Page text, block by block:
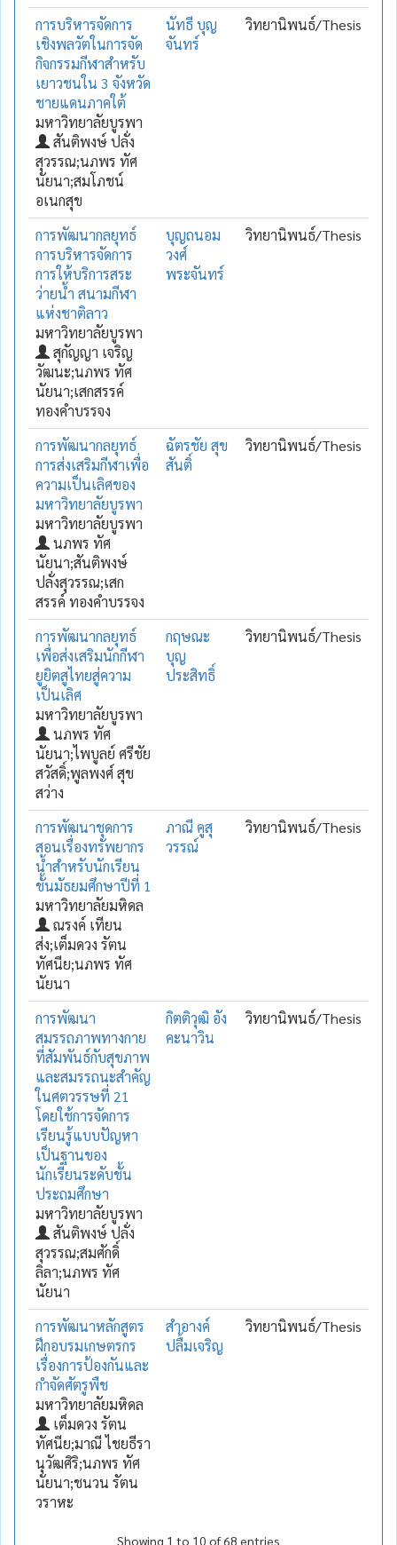
การบริหารจัดการ
เชิงพลวัตในการจัด
กิจกรรมกีฬาสำหรับ
เยาวชนใน 3 จังหวัด
ชายแดนภาคใต้
มหาวิทยาลัยบูรพา
สันติพงษ์ ปลั่ง
สุวรรณ;นภพร ทัศ
นัยนา;สมโภชน์
อเนกสุข
นัทธี บุญ
จันทร์
วิทยานิพนธ์/Thesis
การพัฒนากลยุทธ์
การบริหารจัดการ
การให้บริการสระ
ว่ายน้ำ สนามกีฬา
แห่งชาติลาว
มหาวิทยาลัยบูรพา
สุกัญญา เจริญ
วัฒนะ;นภพร ทัศ
นัยนา;เสกสรรค์
ทองคำบรรจง
บุญถนอม
วงศ์
พระจันทร์
วิทยานิพนธ์/Thesis
การพัฒนากลยุทธ์
การส่งเสริมกีฬาเพื่อ
ความเป็นเลิศของ
มหาวิทยาลัยบูรพา
มหาวิทยาลัยบูรพา
นภพร ทัศ
นัยนา;สันติพงษ์
ปลั่งสุวรรณ;เสก
สรรค์ ทองคำบรรจง
ฉัตรชัย สุข
สันติ์
วิทยานิพนธ์/Thesis
การพัฒนากลยุทธ์
เพื่อส่งเสริมนักกีฬา
ยูยิตสูไทยสู่ความ
เป็นเลิศ
มหาวิทยาลัยบูรพา
นภพร ทัศ
นัยนา;ไพบูลย์ ศรีชัย
สวัสดิ์;พูลพงศ์ สุข
สว่าง
กฤษณะ
บุญ
ประสิทธิ์
วิทยานิพนธ์/Thesis
การพัฒนาชุดการ
สอนเรื่องทรัพยากร
น้ำสำหรับนักเรียน
ชั้นมัธยมศึกษาปีที่ 1
มหาวิทยาลัยมหิดล
ณรงค์ เทียน
ส่ง;เต็มดวง รัตน
ทัศนีย;นภพร ทัศ
นัยนา
ภาณี คูสุ
วรรณ์
วิทยานิพนธ์/Thesis
การพัฒนา
สมรรถภาพทางกาย
ที่สัมพันธ์กับสุขภาพ
และสมรรถนะสำคัญ
ในศตวรรษที่ 21
โดยใช้การจัดการ
เรียนรู้แบบปัญหา
เป็นฐานของ
นักเรียนระดับชั้น
ประถมศึกษา
มหาวิทยาลัยบูรพา
สันติพงษ์ ปลั่ง
สุวรรณ;สมศักดิ์
ลิลา;นภพร ทัศ
นัยนา
กิตติวุฒิ อัง
คะนาวิน
วิทยานิพนธ์/Thesis
การพัฒนาหลักสูตร
ฝึกอบรมเกษตรกร
เรื่องการป้องกันและ
กำจัดศัตรูพืช
มหาวิทยาลัยมหิดล
เต็มดวง รัตน
ทัศนีย;มาณี ไชยธีรา
นุวัฒศิริ;นภพร ทัศ
นัยนา;ชนวน รัตน
วราหะ
สำอางค์
ปลื้มเจริญ
วิทยานิพนธ์/Thesis
Showing 1 to 10 of 68 entries